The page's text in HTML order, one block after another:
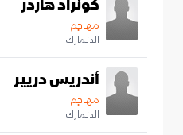
مهاجم
الدنمارك
أندريس دريير
مهاجم
الدنمارك